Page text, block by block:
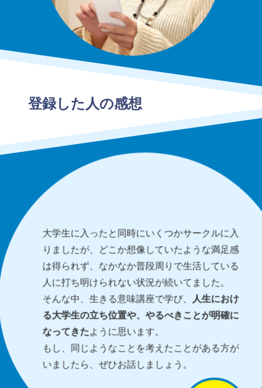
登録した人の感想
大学生に入ったと同時にいくつかサークルに入
りましたが、どこか想像していたような満足感
は得られず、なかなか普段周りで生活している
人に打ち明けられない状況が続いてました。
そんな中、生きる意味講座で学び、
人生におけ
る大学生の立ち位置や、やるべきことが明確に
なってきたように思います。
もし、同じようなことを考えたことがある方が
いましたら、ぜひお話しましょう。